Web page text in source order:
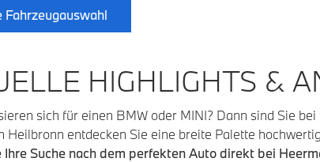
Fahrzeugauswahl
HIGHLIGHTS &
sich für einen BMW oder MINI? Dann sind Sie
Heilbronn entdecken Sie eine breite Palette
Ihre Suche nach dem perfekten Auto direkt bei